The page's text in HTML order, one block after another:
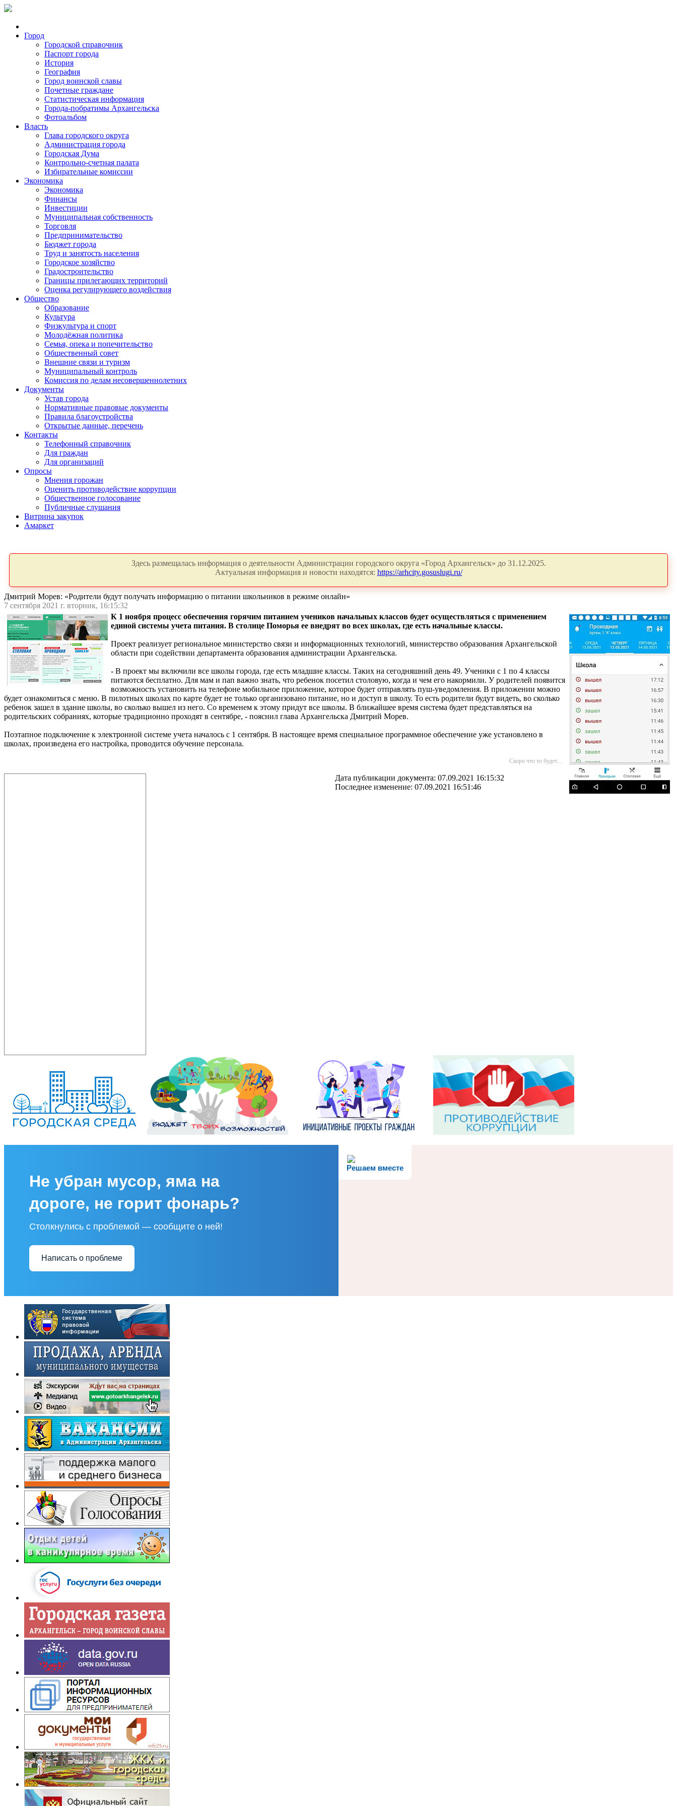
Город
Городской справочник
Паспорт города
История
География
Город воинской славы
Почетные граждане
Статистическая информация
Города-побратимы Архангельска
Фотоальбом
Власть
Глава городского округа
Администрация города
Городская Дума
Контрольно-счетная палата
Избирательные комиссии
Экономика
Экономика
Финансы
Инвестиции
Муниципальная собственность
Торговля
Предпринимательство
Бюджет города
Труд и занятость населения
Городское хозяйство
Градостроительство
Границы прилегающих территорий
Оценка регулирующего воздействия
Общество
Образование
Культура
Физкультура и спорт
Молодёжная политика
Семья, опека и попечительство
Общественный совет
Внешние связи и туризм
Муниципальный контроль
Комиссия по делам несовершеннолетних
Документы
Устав города
Нормативные правовые документы
Правила благоустройства
Открытые данные, перечень
Контакты
Телефонный справочник
Для граждан
Для организаций
Опросы
Мнения горожан
Оценить противодействие коррупции
Общественное голосование
Публичные слушания
Витрина закупок
Амаркет
Здесь размещалась информация о деятельности Администрации городского округа «Город Архангельск» до 31.12.2025.
Актуальная информация и новости находятся: https://arhcity.gosuslugi.ru/
Дмитрий Морев: «Родители будут получать информацию о питании школьников в режиме онлайн»
7 сентября 2021 г. вторник, 16:15:32
К 1 ноября процесс обеспечения горячим питанием учеников начальных классов будет осуществляться с применением
единой системы учета питания. В столице Поморья ее внедрят во всех школах, где есть начальные классы.
Проект реализует региональное министерство связи и информационных технологий, министерство образования Архангельской
области при содействии департамента образования администрации Архангельска.
- В проект мы включили все школы города, где есть младшие классы. Таких на сегодняшний день 49. Ученики с 1 по 4 классы
питаются бесплатно. Для мам и пап важно знать, что ребенок посетил столовую, когда и чем его накормили. У родителей появится
возможность установить на телефоне мобильное приложение, которое будет отправлять пуш-уведомления. В приложении можно
будет ознакомиться с меню. В пилотных школах по карте будет не только организовано питание, но и доступ в школу. То есть родители будут видеть, во сколько
ребенок зашел в здание школы, во сколько вышел из него. Со временем к этому придут все школы. В ближайшее время система будет представляться на
родительских собраниях, которые традиционно проходят в сентябре, - пояснил глава Архангельска Дмитрий Морев.
Поэтапное подключение к электронной системе учета началось с 1 сентября. В настоящее время специальное программное обеспечение уже установлено в
школах, произведена его настройка, проводится обучение персонала.
Скоро что то будет...
Дата публикации документа: 07.09.2021 16:15:32
Последнее изменение: 07.09.2021 16:51:46
Решаем вместе
Не убран мусор, яма на
дороге, не горит фонарь?
Столкнулись с проблемой — сообщите о ней!
Написать о проблеме